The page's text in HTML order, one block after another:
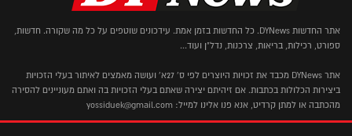
אתר החדשות DYNews. כל החדשות בזמן אמת. עידכונים שוטפים על כל מה שקורה. חדשות,
ספורט, רכילות, בריאות, צרכנות, נדל"ן ועוד...
אתר DYNews מכבד את זכויות היוצרים לפי ס' 27א' ועושה מאמצים לאיתור בעלי הזכויות
ביצירות הכלולות בכתבות. אם זיהיתם יצירה שאתם בעלי הזכויות בה ואתם מעוניינים להסירה
מהכתבה או למתן קרדיט, אנא פנו אלינו למייל: yossiduek@gmail.com